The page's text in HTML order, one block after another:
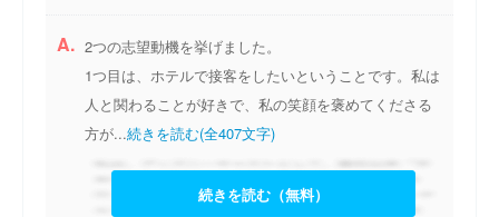
サービスを通じてお客様をワクワク・ドキドキさせながら、自分
たちも挑戦し続けてワクワク・ドキドキできる。そんな人生を送
ってみませんか？
ぜひ、新たな一歩を当社と共に踏み出しましょう。
A. 2つの志望動機を挙げました。
1つ目は、ホテルで接客をしたいということです。私は
人と関わることが好きで、私の笑顔を褒めてくださる
方が...続きを読む(全407文字)
続きを読む（無料）